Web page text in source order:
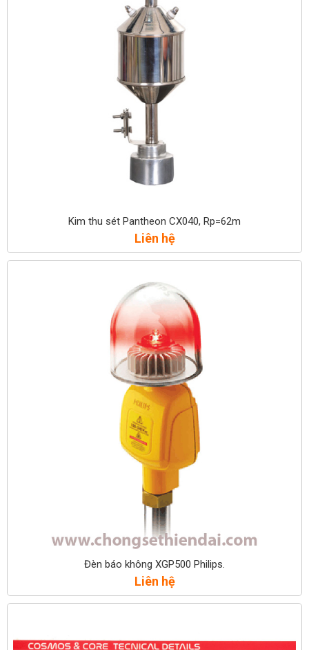
Kim thu sét Pantheon CX040, Rp=62m
Liên hệ
Đèn báo không XGP500 Philips.
Liên hệ